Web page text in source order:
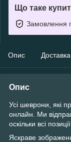
Що таке
Замовлення
Опис Доставка
Опис
Усі шеврони, які
онлайн. Ми
оскільки всі
Яскраве